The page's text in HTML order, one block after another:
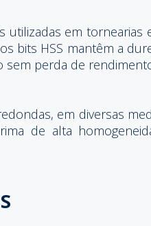
em tornearias
bits HSS mantêm a
sem perda de
em diversas
de alta